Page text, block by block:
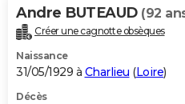
Carte de Noël
Carte Bonne année
Carte Saint-Valentin
Carte Pâques
Carte d'anniversaire
DICTIONNAIRE
Dictionnaire
Biographies
Citations
Expressions
Proverbes
PROGRAMME TV
Andre BUTEAUD (92
Créer une cagnotte obsèques
Naissance
31/05/1929 à Charlieu (Loire)
Décès